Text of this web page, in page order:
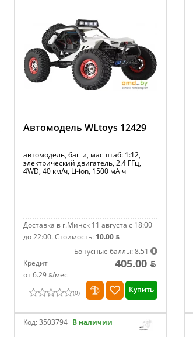
Автомодель WLtoys 12429
автомодель, багги, масштаб: 1:12,
электрический двигатель, 2.4 ГГц,
4WD, 40 км/ч, Li-ion, 1500 мА·ч
Доставка в г.Минск 11 августа с 18:00
до 22:00.Стоимость: 10.00 ƃ
Бонусные баллы: 8.51
Кредит
от 6.29 ƃ/мec
405.00 ƃ
(0) Купить
Код:3503794 В наличии